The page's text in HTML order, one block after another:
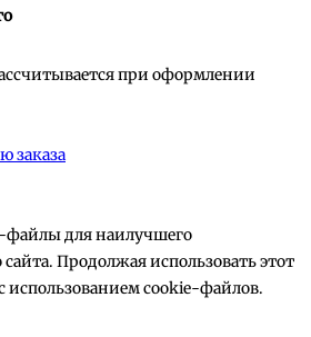
при оформлении
заказа
для наилучшего
Продолжая использовать этот
использованием cookie-файлов.